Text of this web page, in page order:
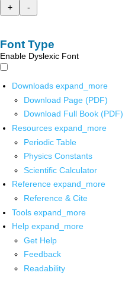
+
-
Font Type
Enable Dyslexic Font
Downloads expand_more
Download Page (PDF)
Download Full Book (PDF)
Resources expand_more
Periodic Table
Physics Constants
Scientific Calculator
Reference expand_more
Reference & Cite
Tools expand_more
Help expand_more
Get Help
Feedback
Readability